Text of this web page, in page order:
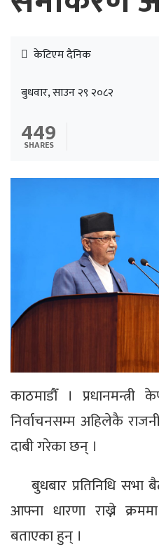
केटिएम दैनिक
बुधवार, साउन २९ २०८२
449
SHARES
काठमाडौँ ।
निर्वाचनसम्म अहिलेकै
दाबी गरेका छन् ।
बुधबार प्रतिनिधि
आफ्ना धारणा राख्ने
बताएका हुन् ।